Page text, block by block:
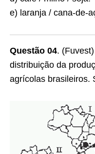
e) laranja / cana-de-
Questão 04.
distribuição da
agrícolas brasileiros.